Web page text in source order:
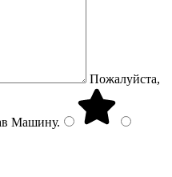
Пожалуйста,
Машину.